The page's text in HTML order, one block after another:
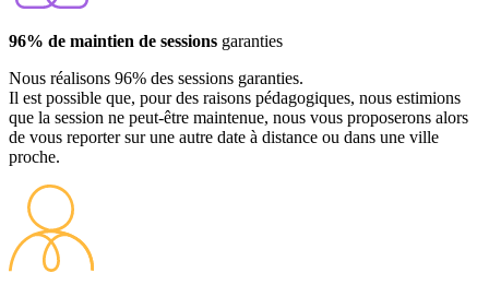
96% de maintien de sessions garanties
Nous réalisons 96% des sessions garanties.
Il est possible que, pour des raisons pédagogiques, nous estimions
que la session ne peut-être maintenue, nous vous proposerons alors
de vous reporter sur une autre date à distance ou dans une ville
proche.